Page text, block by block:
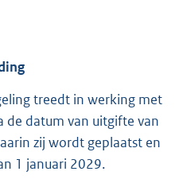
treedt in werking met
de datum van uitgifte van
zij wordt geplaatst en
1 januari 2029.